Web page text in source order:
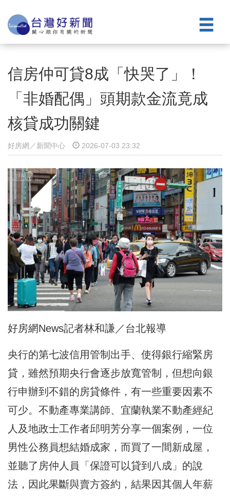
信房仲可貸8成「快哭了」！
「非婚配偶」頭期款金流竟成
核貸成功關鍵
好房網／新聞中心 2026-07-03 23:32
好房網News記者林和謙／台北報導
央行的第七波信用管制出手、使得銀行縮緊房
貸，雖然預期央行會逐步放寬管制，但想向銀
行申辦到不錯的房貸條件，有一些重要因素不
可少。不動產專業講師、宜蘭執業不動產經紀
人及地政士工作者邱明芳分享一個案例，一位
男性公務員想結婚成家，而買了一間新成屋，
並聽了房仲人員「保證可以貸到八成」的說
法，因此果斷與賣方簽約，結果因其個人年薪